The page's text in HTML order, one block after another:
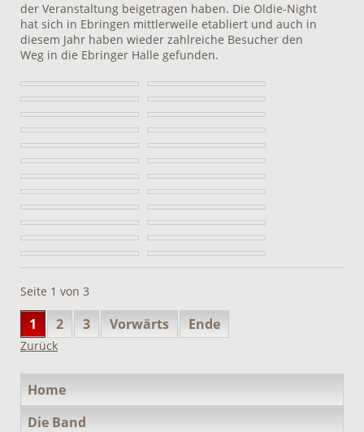
der Veranstaltung beigetragen haben. Die Oldie-Night
hat sich in Ebringen mittlerweile etabliert und auch in
diesem Jahr haben wieder zahlreiche Besucher den
Weg in die Ebringer Halle gefunden.
Seite 1 von 3
1 2 3 Vorwärts Ende
Zurück
überspringen
Home
Die Band